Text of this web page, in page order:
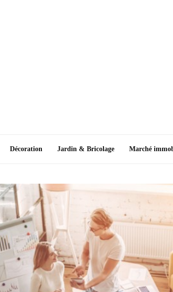
Décoration Jardin & Bricolage Marché